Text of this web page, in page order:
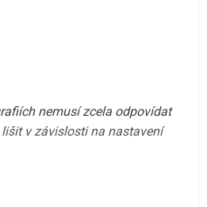
nemusí zcela odpovídat
v závislosti na nastavení